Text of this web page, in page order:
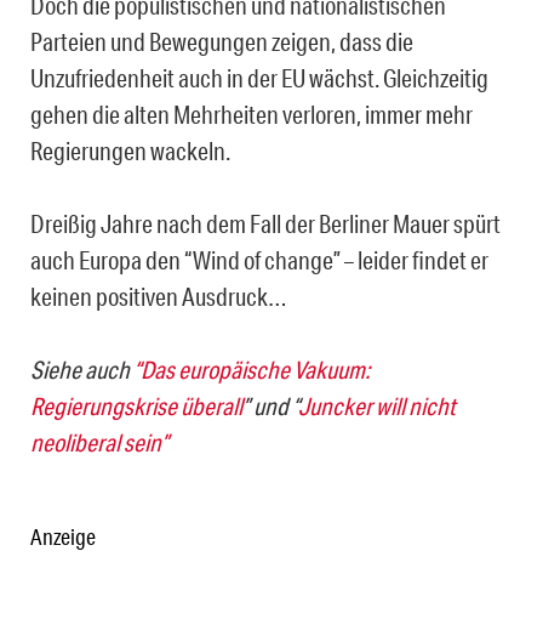
Parteien und Bewegungen zeigen, dass die
Unzufriedenheit auch in der EU wächst. Gleichzeitig
gehen die alten Mehrheiten verloren, immer mehr
Regierungen wackeln.
Dreißig Jahre nach dem Fall der Berliner Mauer spürt
auch Europa den “Wind of change” – leider findet er
keinen positiven Ausdruck…
Siehe auch “Das europäische Vakuum:
Regierungskrise überall” und “Juncker will nicht
neoliberal sein”
Anzeige